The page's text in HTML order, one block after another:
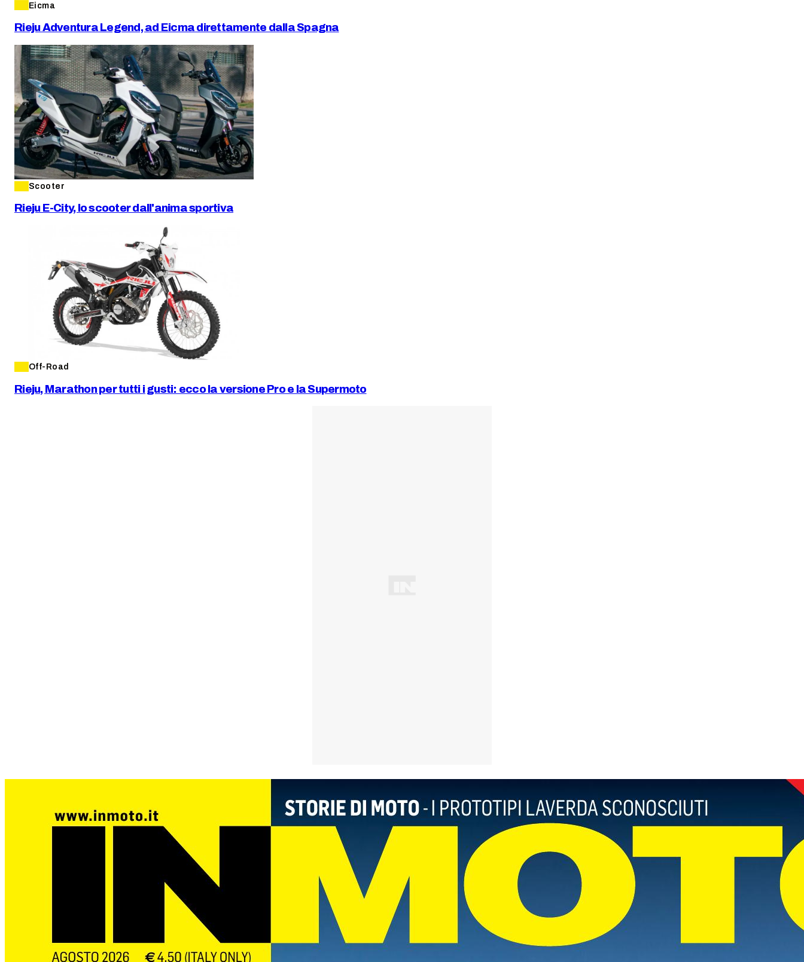
Eicma
Rieju Adventura Legend, ad Eicma direttamente dalla Spagna
Scooter
Rieju E-City, lo scooter dall'anima sportiva
Off-Road
Rieju, Marathon per tutti i gusti: ecco la versione Pro e la Supermoto